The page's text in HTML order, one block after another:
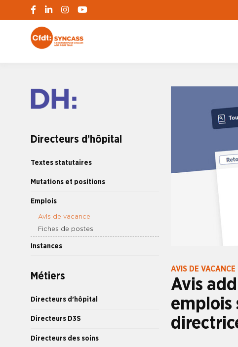
Directeurs d’hôpital
Textes statutaires
Mutations et positions
Emplois
Avis de vacance
Fiches de postes
Instances
Métiers
Directeurs d’hôpital
Directeurs D3S
Directeurs des soins
AVIS DE VACANCE
Avis
emplois